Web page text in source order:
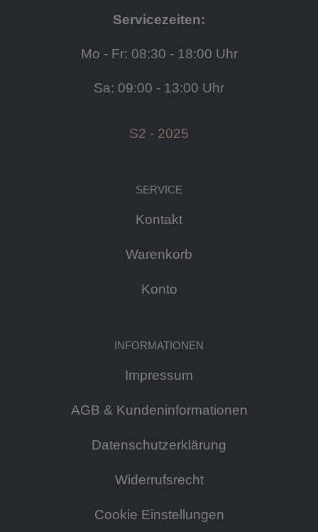
Servicezeiten:
Mo - Fr: 08:30 - 18:00 Uhr
Sa: 09:00 - 13:00 Uhr
S2 - 2025
SERVICE
Kontakt
Warenkorb
Konto
INFORMATIONEN
Impressum
AGB & Kundeninformationen
Datenschutzerklärung
Widerrufsrecht
Cookie Einstellungen